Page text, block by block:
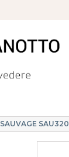
SAUVAGE SAU320